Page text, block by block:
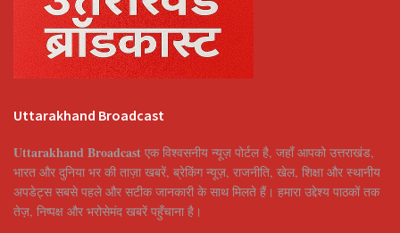
Uttarakhand Broadcast
Uttarakhand Broadcast एक विश्वसनीय न्यूज़ पोर्टल है, जहाँ आपको उत्तराखंड,
भारत और दुनिया भर की ताज़ा खबरें, ब्रेकिंग न्यूज़, राजनीति, खेल, शिक्षा और स्थानीय
अपडेट्स सबसे पहले और सटीक जानकारी के साथ मिलते हैं। हमारा उद्देश्य पाठकों तक
तेज़, निष्पक्ष और भरोसेमंद खबरें पहुँचाना है।